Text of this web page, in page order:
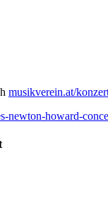
musikverein.at/
newton-howard-